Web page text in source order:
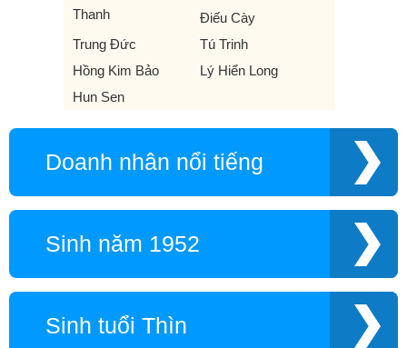
Thanh
Điếu Cày
Trung Đức
Tú Trinh
Hồng Kim Bảo
Lý Hiển Long
Hun Sen
Doanh nhân nổi tiếng
Sinh năm 1952
Sinh tuổi Thìn